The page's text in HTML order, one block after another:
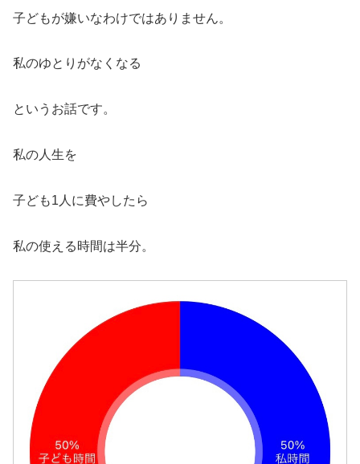
子どもが嫌いなわけではありません。
私のゆとりがなくなる
というお話です。
私の人生を
子ども1人に費やしたら
私の使える時間は半分。